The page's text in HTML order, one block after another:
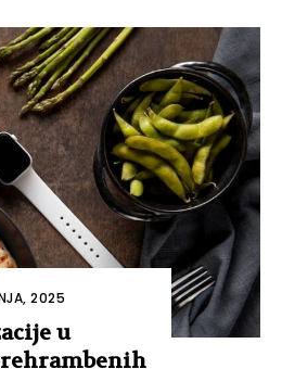
2025
u